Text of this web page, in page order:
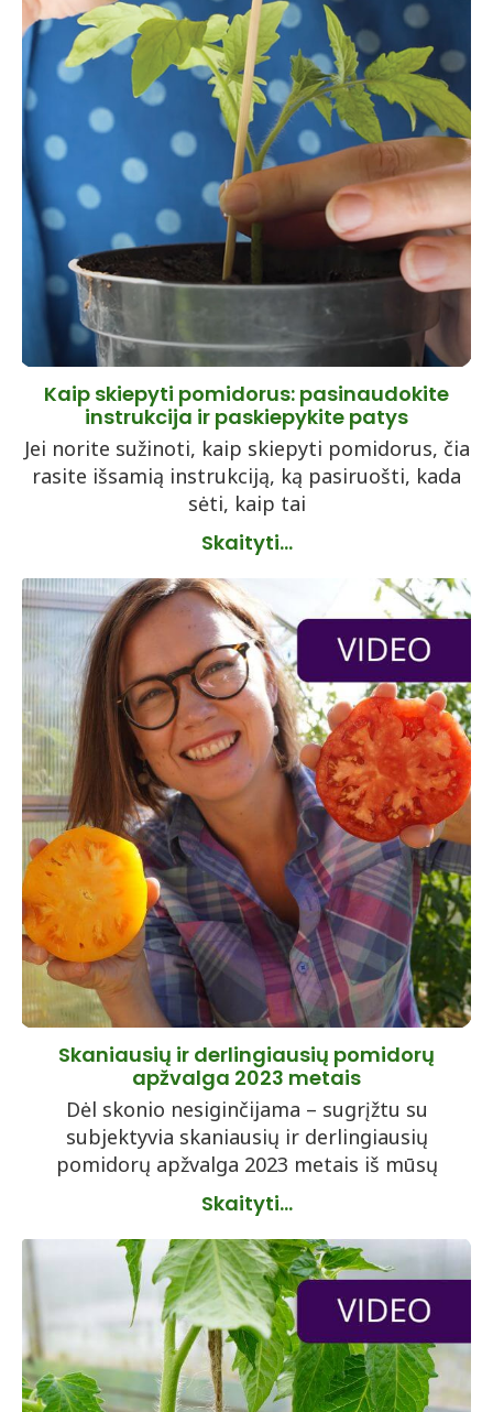
Kaip skiepyti pomidorus: pasinaudokite
instrukcija ir paskiepykite patys
Jei norite sužinoti, kaip skiepyti pomidorus, čia
rasite išsamią instrukciją, ką pasiruošti, kada
sėti, kaip tai
Skaityti...
Skaniausių ir derlingiausių pomidorų
apžvalga 2023 metais
Dėl skonio nesiginčijama – sugrįžtu su
subjektyvia skaniausių ir derlingiausių
pomidorų apžvalga 2023 metais iš mūsų
Skaityti...